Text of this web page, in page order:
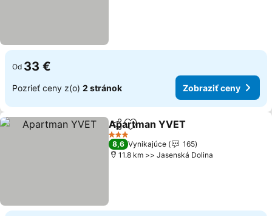
Od 33 €
Pozrieť ceny z(o) 2 stránok Zobraziť ceny
ZdieľaťPridať do obľúbených
Apartman YVET
3 Počet hviezdičiek
8,6 Vynikajúce
165
11.8 km >> Jasenská Dolina